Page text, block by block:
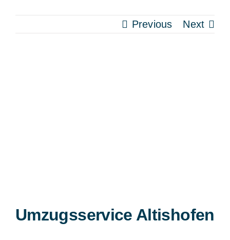
Previous Next
Umzugsservice Altishofen